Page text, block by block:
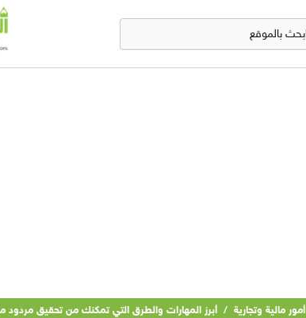
أمور مالية وتجارية / أبرز المهارات والطرق التي تمكنك من تحقيق مردود